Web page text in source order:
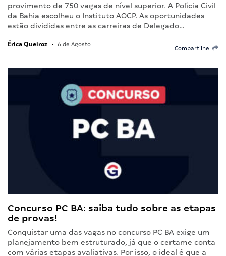
provimento de 750 vagas de nível superior. A Polícia Civil
da Bahia escolheu o Instituto AOCP. As oportunidades
estão divididas entre as carreiras de Delegado…
Érica Queiroz • 6 de Agosto
Compartilhe
Concurso PC BA: saiba tudo sobre as etapas
de provas!
Conquistar uma das vagas no concurso PC BA exige um
planejamento bem estruturado, já que o certame conta
com várias etapas avaliativas. Por isso, o ideal é que a